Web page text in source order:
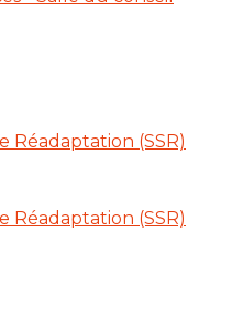
Réadaptation (SSR)
Réadaptation (SSR)